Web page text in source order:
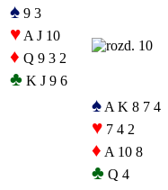
♠ 9 3
♥ A J 10
♦ Q 9 3 2
♣ K J 9 6
♠ A K 8 7 4
♥ 7 4 2
♦ A 10 8
♣ Q 4